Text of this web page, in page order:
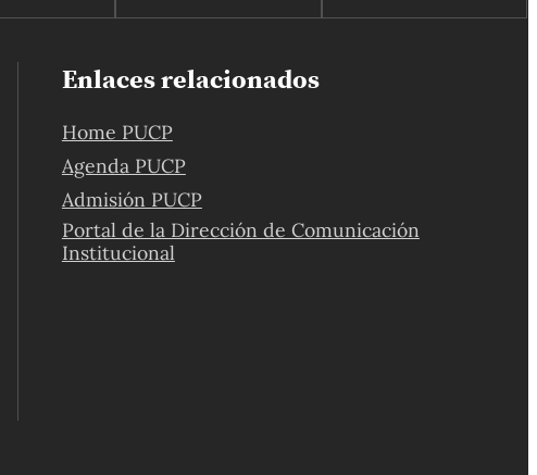
Enlaces relacionados
Home PUCP
Agenda PUCP
Admisión PUCP
Portal de la Dirección de Comunicación
Institucional